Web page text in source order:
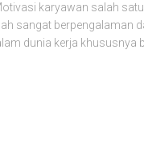
karyawan salah
sangat berpengalaman
dunia kerja khususnya